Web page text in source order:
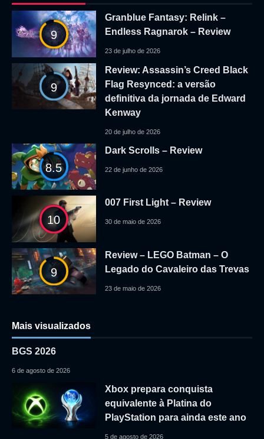
9
Granblue Fantasy: Relink –
Endless Ragnarok – Review
23 de julho de 2026
9
Review: Assassin’s Creed Black
Flag Resynced: a versão
definitiva da jornada de Edward
Kenway
20 de julho de 2026
8.5
Dark Scrolls – Review
22 de junho de 2026
10
007 First Light – Review
30 de maio de 2026
9
Review – LEGO Batman – O
Legado do Cavaleiro das Trevas
23 de maio de 2026
Mais visualizados
BGS 2026
6 de agosto de 2026
Xbox prepara conquista
equivalente à Platina do
PlayStation para ainda este ano
5 de agosto de 2026